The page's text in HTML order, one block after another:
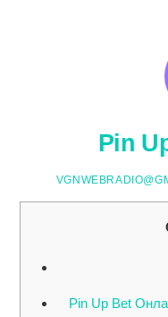
Pin
Pin Up Bet